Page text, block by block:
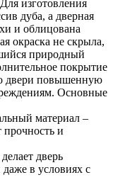
изготовления
дуба, а дверная
и облицована
окраска не скрыла,
природный
покрытие
двери повышенную
Основные
материал –
прочность и
дверь
в условиях с